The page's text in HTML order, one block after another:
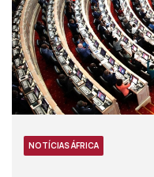
NOTÍCIAS ÁFRICA